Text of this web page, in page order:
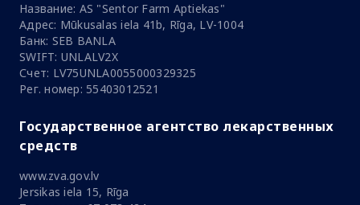
Название: AS "Sentor Farm Aptiekas"
Адрес: Mūkusalas iela 41b, Rīga, LV-1004
Банк: SEB BANLA
SWIFT: UNLALV2X
Счет: LV75UNLA0055000329325
Рег. номер: 55403012521
Государственное агентство лекарственных
средств
www.zva.gov.lv
Jersikas iela 15, Rīga